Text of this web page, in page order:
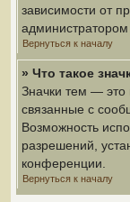
зависимости от
Вернуться к началу
» Что такое
Значки тем — это
связанные с
Возможность
разрешений,
конференции.
Вернуться к началу